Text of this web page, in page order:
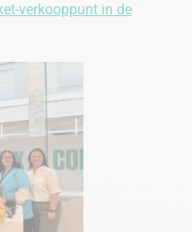
verkooppunt in de